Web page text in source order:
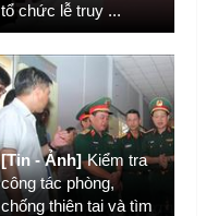
tổ chức lễ truy ...
[Tin - Ảnh] Kiểm tra
công tác phòng,
chống thiên tai và tìm